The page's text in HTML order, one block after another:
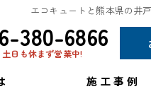
エコキュートと熊本県の井
380-6866
土日も休まず営業中!
施工事例